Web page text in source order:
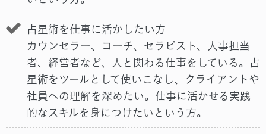
占星術を仕事に活かしたい方
カウンセラー、コーチ、セラピスト、人事担当
者、経営者など、人と関わる仕事をしている。占
星術をツールとして使いこなし、クライアントや
社員への理解を深めたい。仕事に活かせる実践
的なスキルを身につけたいという方。